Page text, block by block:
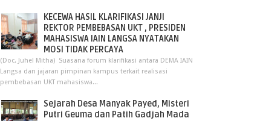
KECEWA HASIL KLARIFIKASI JANJI
REKTOR PEMBEBASAN UKT , PRESIDEN
MAHASISWA IAIN LANGSA NYATAKAN
MOSI TIDAK PERCAYA
(Doc. Juhel Mitha) Suasana forum klarifikasi antara DEMA IAIN
Langsa dan jajaran pimpinan kampus terkait realisasi
pembebasan UKT mahasiswa...
Sejarah Desa Manyak Payed, Misteri
Putri Geuma dan Patih Gadjah Mada